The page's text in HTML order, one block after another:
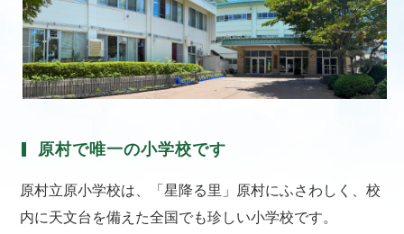
原村で唯一の小学校です
原村立原小学校は、「星降る里」原村にふさわしく、校
内に天文台を備えた全国でも珍しい小学校です。